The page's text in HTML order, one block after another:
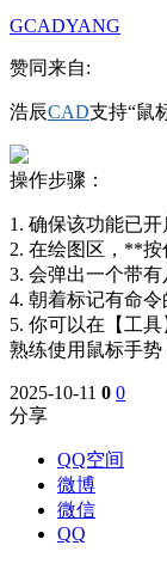
GCADYANG
赞同来自:
浩辰CAD支持“鼠
操作步骤：
1. 确保该功能已开
2. 在绘图区，**按
3. 会弹出一个带有
4. 朝着标记有命
5. 你可以在【工
熟练使用鼠标手
2025-10-11 0 0
分享
QQ空间
微博
微信
QQ